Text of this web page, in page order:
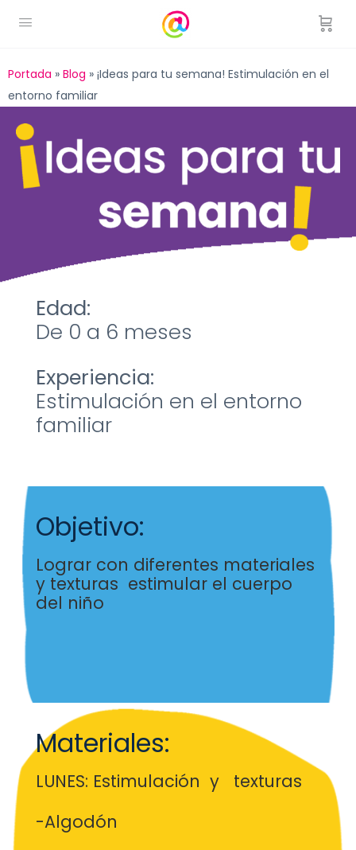
Portada » Blog » ¡Ideas para tu semana! Estimulación en el
entorno familiar
Edad:
De 0 a 6 meses
Experiencia:
Estimulación en el entorno
familiar
Objetivo:
Lograr con diferentes materiales
y texturas estimular el cuerpo
del niño
Materiales:
LUNES: Estimulación y texturas
-Algodón